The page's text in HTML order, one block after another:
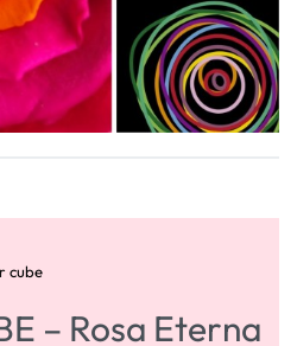
cube
– Rosa Eterna